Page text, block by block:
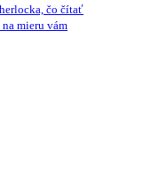
čo čítať
mieru vám